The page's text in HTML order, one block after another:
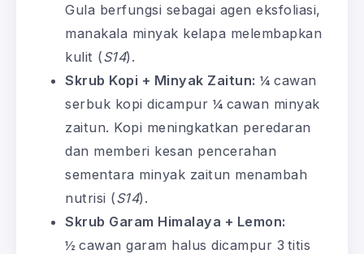
Gula berfungsi sebagai agen eksfoliasi,
manakala minyak kelapa melembapkan
kulit (S14).
Skrub Kopi + Minyak Zaitun: ¼ cawan
serbuk kopi dicampur ¼ cawan minyak
zaitun. Kopi meningkatkan peredaran
dan memberi kesan pencerahan
sementara minyak zaitun menambah
nutrisi (S14).
Skrub Garam Himalaya + Lemon:
½ cawan garam halus dicampur 3 titis